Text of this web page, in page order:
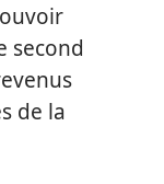
second
de la